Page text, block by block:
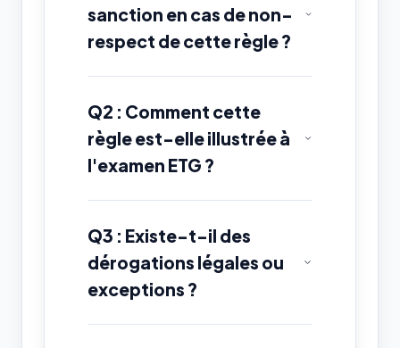
sanction en cas de non-
respect de cette règle ?
Q2 : Comment cette
règle est-elle illustrée à
l'examen ETG ?
Q3 : Existe-t-il des
dérogations légales ou
exceptions ?